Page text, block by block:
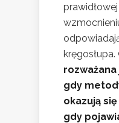
kręgosłupa.
gdy
okazują
gdy